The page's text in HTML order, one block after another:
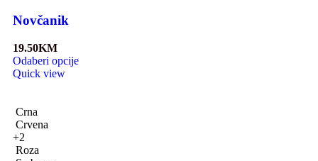
Novčanik
19.50KM
Odaberi opcije
Quick view
Crna
Crvena
+2
Roza